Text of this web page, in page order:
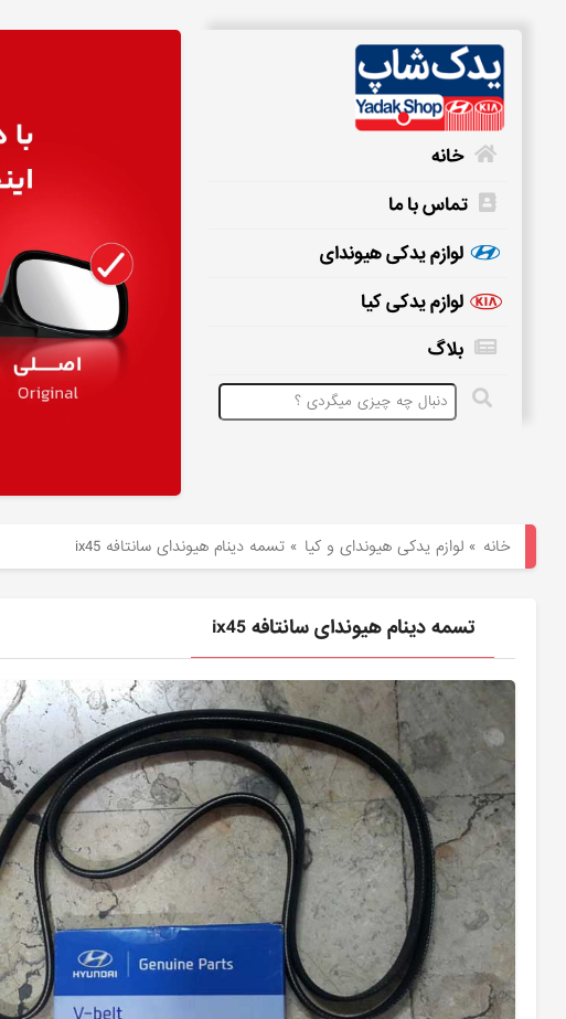
لوازم
خانه
تماس با ما
لوازم یدکی هیوندای
لوازم یدکی کیا
بلاگ
خانه »لوازم یدکی هیوندای و کیا »تسمه دینام هیوندای سانتافه ix45
تسمه دینام هیوندای سانتافه ix45